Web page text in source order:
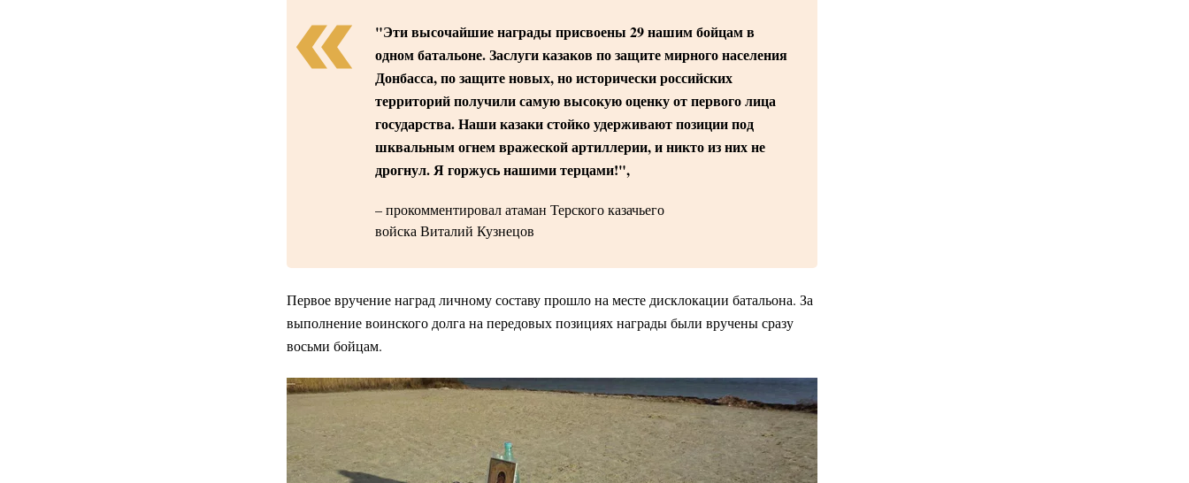
"Эти высочайшие награды присвоены 29 нашим бойцам в
одном батальоне. Заслуги казаков по защите мирного населения
Донбасса, по защите новых, но исторически российских
территорий получили самую высокую оценку от первого лица
государства. Наши казаки стойко удерживают позиции под
шквальным огнем вражеской артиллерии, и никто из них не
дрогнул. Я горжусь нашими терцами!",
– прокомментировал атаман Терского казачьего
войска Виталий Кузнецов
Первое вручение наград личному составу прошло на месте дисклокации батальона. За
выполнение воинского долга на передовых позициях награды были вручены сразу
восьми бойцам.